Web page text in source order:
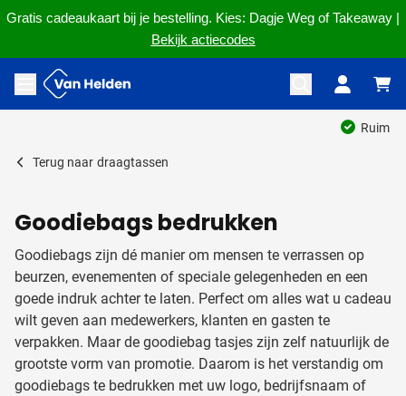
Gratis cadeaukaart bij je bestelling. Kies: Dagje Weg of Takeaway |
Bekijk actiecodes
Ga naar de inhoud
Menu openen
Terug naar draagtassen
Goodiebags bedrukken
Goodiebags zijn dé manier om mensen te verrassen op
beurzen, evenementen of speciale gelegenheden en een
goede indruk achter te laten. Perfect om alles wat u cadeau
wilt geven aan medewerkers, klanten en gasten te
verpakken. Maar de goodiebag tasjes zijn zelf natuurlijk de
grootste vorm van promotie. Daarom is het verstandig om
goodiebags te bedrukken met uw logo, bedrijfsnaam of